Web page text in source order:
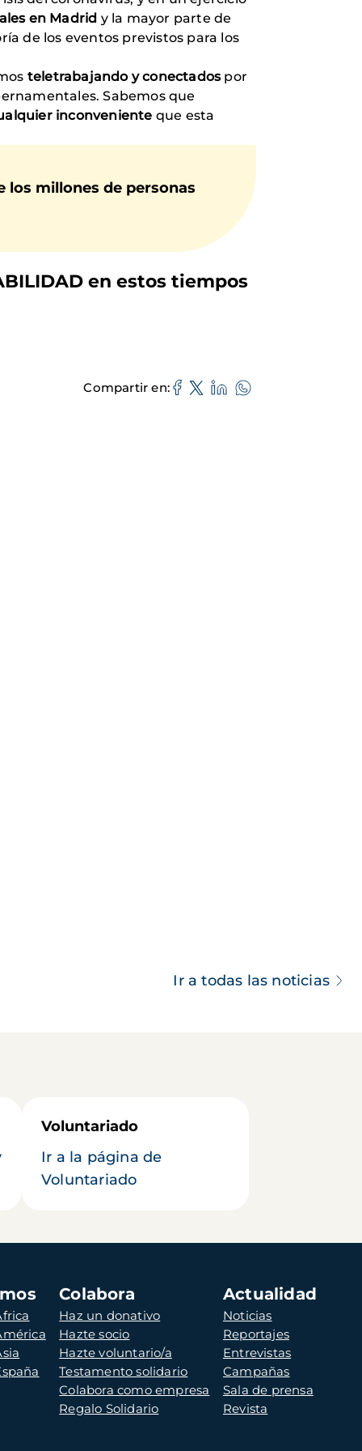
en Madrid y la mayor parte de
de los eventos previstos para los
teletrabajando y conectadospor
Sabemos que
inconveniente que esta
los millones de personas
en estos tiempos
Compartir en
Ir a todas las noticias
Voluntariado
Ir a la página de
Voluntariado
Colabora
Haz un donativo
Hazte socio
Hazte voluntario/a
Testamento solidario
Colabora como empresa
Regalo Solidario
Actualidad
Noticias
Reportajes
Entrevistas
Campañas
Sala de prensa
Revista